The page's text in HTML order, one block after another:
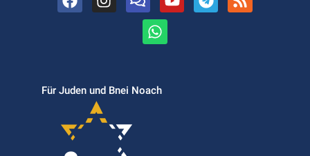
Für Juden und Bnei Noach